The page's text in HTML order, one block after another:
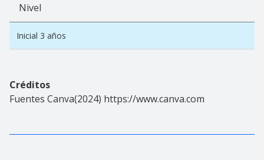
Nivel
Inicial 3 años
Créditos
Fuentes Canva(2024) https://www.canva.com